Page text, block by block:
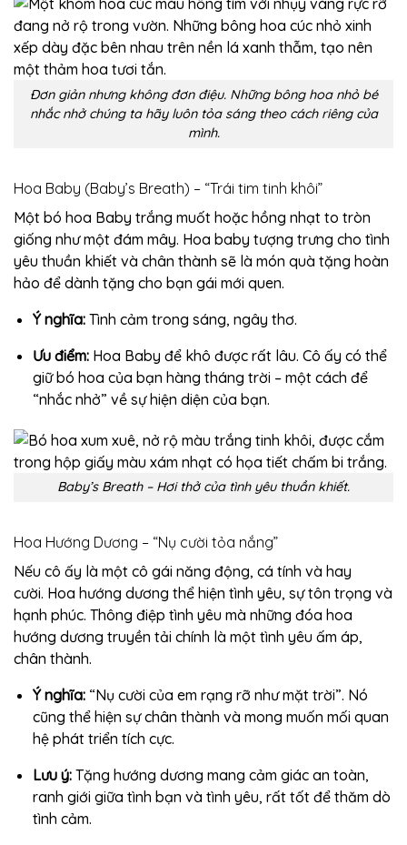
Đơn giản nhưng không đơn điệu. Những bông hoa nhỏ bé
nhắc nhở chúng ta hãy luôn tỏa sáng theo cách riêng của
mình.
Hoa Baby (Baby’s Breath) – “Trái tim tinh khôi”
Một bó hoa Baby trắng muốt hoặc hồng nhạt to tròn
giống như một đám mây. Hoa baby tượng trưng cho tình
yêu thuần khiết và chân thành sẽ là món quà tặng hoàn
hảo để dành tặng cho bạn gái mới quen.
Ý nghĩa:Tình cảm trong sáng, ngây thơ.
Ưu điểm:Hoa Baby để khô được rất lâu. Cô ấy có thể
giữ bó hoa của bạn hàng tháng trời – một cách để
“nhắc nhở” về sự hiện diện của bạn.
Baby’s Breath – Hơi thở của tình yêu thuần khiết.
Hoa Hướng Dương – “Nụ cười tỏa nắng”
Nếu cô ấy là một cô gái năng động, cá tính và hay
cười. Hoa hướng dương thể hiện tình yêu, sự tôn trọng và
hạnh phúc. Thông điệp tình yêu mà những đóa hoa
hướng dương truyền tải chính là một tình yêu ấm áp,
chân thành.
Ý nghĩa:“Nụ cười của em rạng rỡ như mặt trời”. Nó
cũng thể hiện sự chân thành và mong muốn mối quan
hệ phát triển tích cực.
Lưu ý:Tặng hướng dương mang cảm giác an toàn,
ranh giới giữa tình bạn và tình yêu, rất tốt để thăm dò
tình cảm.